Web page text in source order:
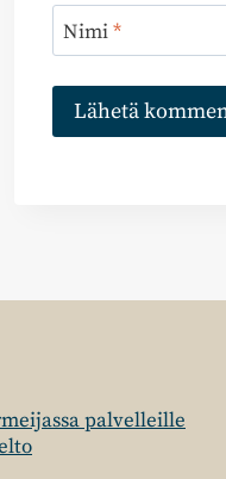
Nimi*
palvelleille